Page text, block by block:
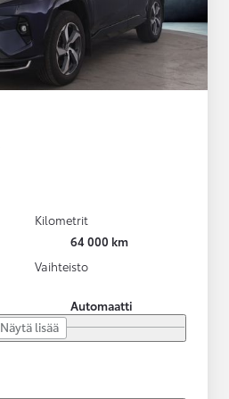
Kilometrit
64 000 km
Vaihteisto
Automaatti
Näytä lisää